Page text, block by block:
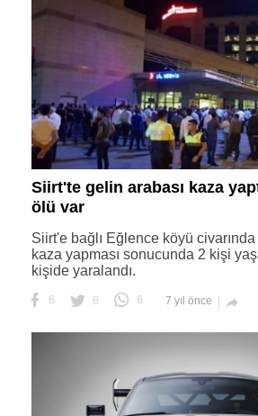
Siirt'te gelin arabası kaza
ölü var
Siirt'e bağlı Eğlence köyü civarında
kaza yapması sonucunda 2 kişi
kişide yaralandı.
6 6 6 7 yıl önce 